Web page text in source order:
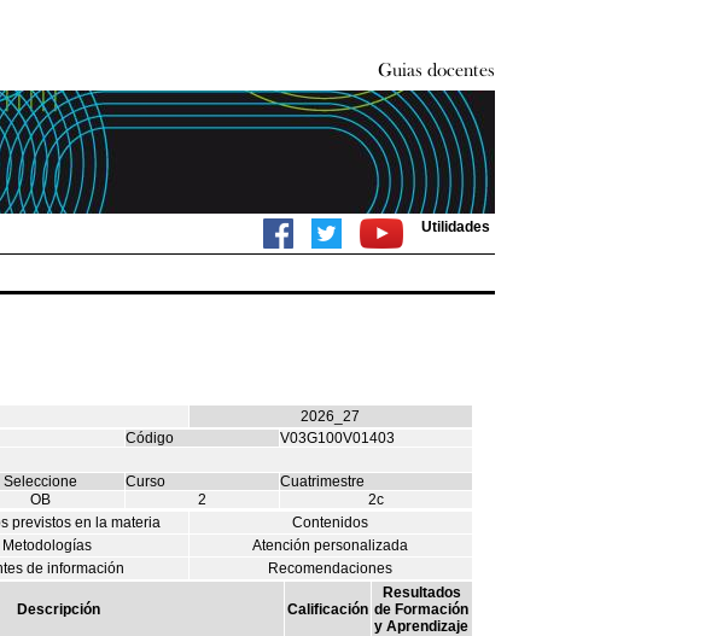
Utilidades
2026_27
Código
V03G100V01403
Seleccione Curso
Cuatrimestre
OB 2
2c
previstos en la materia
Contenidos
Metodologías
Atención personalizada
de información Recomendaciones
Descripción Calificación
Resultados
de Formación
y Aprendizaje